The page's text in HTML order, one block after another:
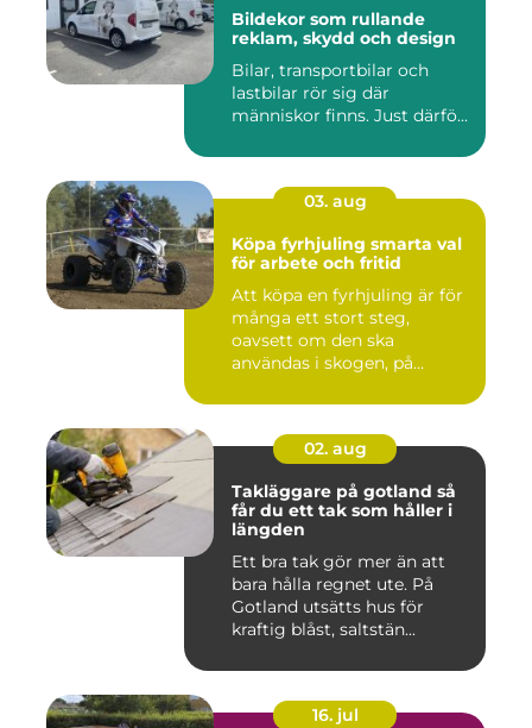
Bildekor som rullande
reklam, skydd och design
Bilar, transportbilar och
lastbilar rör sig där
människor finns. Just därfö...
03. aug
Köpa fyrhjuling smarta val
för arbete och fritid
Att köpa en fyrhjuling är för
många ett stort steg,
oavsett om den ska
användas i skogen, på
02. aug
Takläggare på gotland så
får du ett tak som håller i
längden
Ett bra tak gör mer än att
bara hålla regnet ute. På
Gotland utsätts hus för
kraftig blåst, saltstän...
16. jul